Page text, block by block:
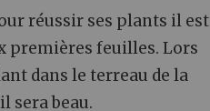
réussir ses plants il est
premières feuilles. Lors
dans le terreau de la
sera beau.